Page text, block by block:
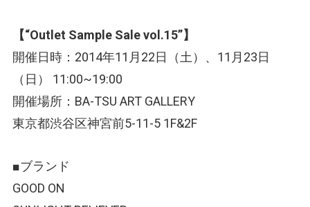
【“Outlet Sample Sale vol.15”】
開催日時：2014年11月22日（土）、11月23日
（日） 11:00~19:00
開催場所：BA-TSU ART GALLERY
東京都渋谷区神宮前5-11-5 1F&2F
■ブランド
GOOD ON